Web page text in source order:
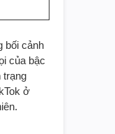
bối cảnh
của bậc
trạng
ở